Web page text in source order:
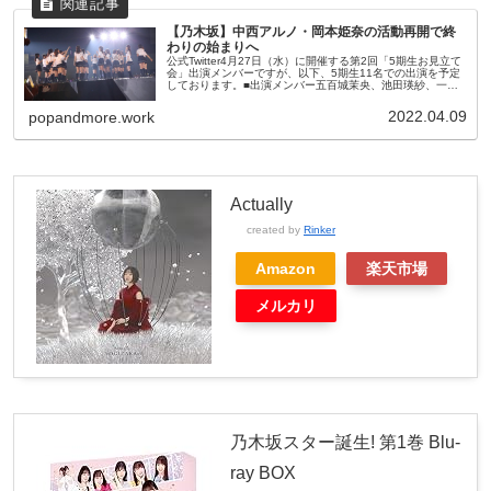
【乃木坂】中西アルノ・岡本姫奈の活動再開で終
わりの始まりへ
公式Twitter4月27日（水）に開催する第2回「5期生お見立て
会」出演メンバーですが、以下、5期生11名での出演を予定
しております。■出演メンバー五百城茉央、池田瑛紗、一ノ
popandmore.work 2022.04.09
Actually
created by Rinker
Amazon 楽天市場
メルカリ
乃木坂スター誕生! 第1巻 Blu-
ray BOX